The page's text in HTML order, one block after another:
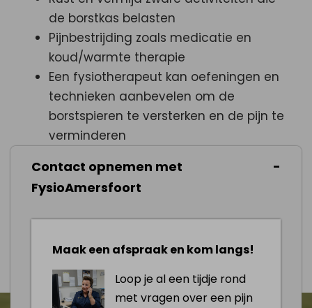
de borstkas belasten
Pijnbestrijding zoals medicatie en
koud/warmte therapie
Een fysiotherapeut kan oefeningen en
technieken aanbevelen om de
borstspieren te versterken en de pijn te
verminderen
Houding correctie
Dieet en levensstijl
Afspraak maken
Contact opnemen met
FysioAmersfoort
Maak een afspraak en kom langs!
Loop je al een tijdje rond
met vragen over een pijn